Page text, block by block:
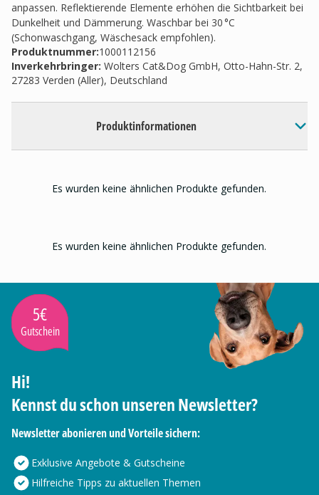
anpassen. Reflektierende Elemente erhöhen die Sichtbarkeit bei
Dunkelheit und Dämmerung. Waschbar bei 30 °C
(Schonwaschgang, Wäschesack empfohlen).
Produktnummer:1000112156
Inverkehrbringer: Wolters Cat&Dog GmbH, Otto-Hahn-Str. 2,
27283 Verden (Aller), Deutschland
Produktinformationen
Es wurden keine ähnlichen Produkte gefunden.
Es wurden keine ähnlichen Produkte gefunden.
5€
Gutschein
Hi!
Kennst du schon unseren Newsletter?
Newsletter abonieren und Vorteile sichern:
Exklusive Angebote & Gutscheine
Hilfreiche Tipps zu aktuellen Themen